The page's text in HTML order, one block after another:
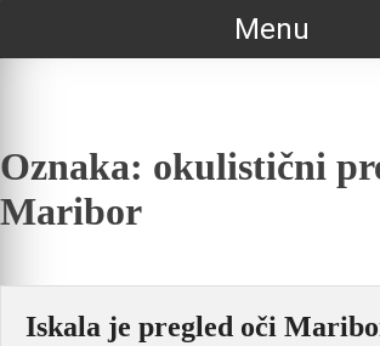
Menu
Oznaka: okulistični
Maribor
Iskala je pregled oči